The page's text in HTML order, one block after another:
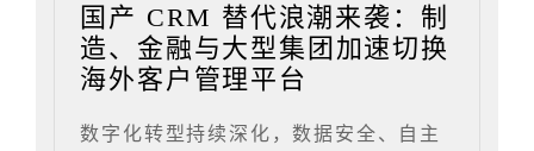
国产 CRM 替代浪潮来袭：制
造、金融与大型集团加速切换
海外客户管理平台
数字化转型持续深化，数据安全、自主